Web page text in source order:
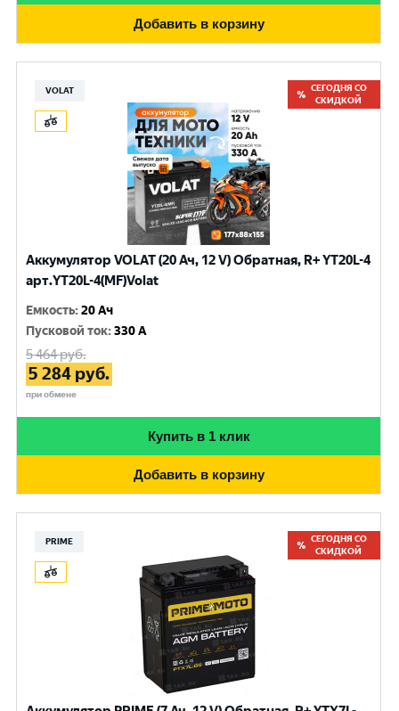
Добавить в корзину
VOLAT
СЕГОДНЯ СО
СКИДКОЙ
Аккумулятор VOLAT (20 Ач, 12 V) Обратная, R+ YT20L-4
арт.YT20L-4(MF)Volat
Емкость:20 Ач
Пусковой ток:330 A
5 464руб.
5 284 руб.
при обмене
Купить в 1 клик
Добавить в корзину
PRIME
СЕГОДНЯ СО
СКИДКОЙ